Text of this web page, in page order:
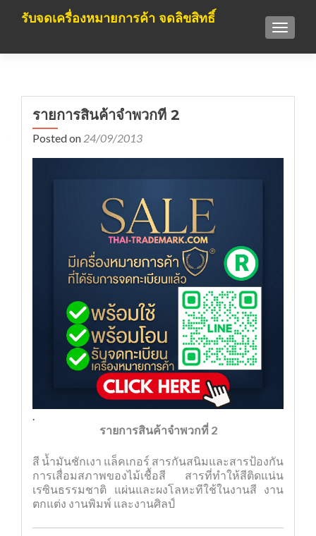
รับจดเครื่องหมายการค้า จดลิขสิทธิ์
รายการสินค้าจำพวกที่ 2
Posted on 24/09/2013
.
รายการสินค้าจำพวกที่ 2
สี น้ำมันชักเงา แล็คเกอร์ สารกันสนิมและสารป้องกัน
การเสื่อมสภาพของไม้เชื้อสี สารที่ทำให้สีติดแน่น
เรซินธรรมชาติ แผ่นและผงโลหะทีใช้ในงานสี งาน
ตกแต่ง งานพิมพ์ และงานศิลป์